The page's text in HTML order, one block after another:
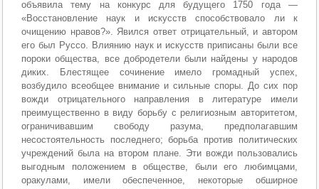
объявила тему на конкурс для будущего 1750 года —
«Восстановление наук и искусств способствовало ли к
очищению нравов?». Явился ответ отрицательный, и автором
его был Руссо. Влиянию наук и искусств приписаны были все
пороки общества, все добродетели были найдены у народов
диких. Блестящее сочинение имело громадный успех,
возбудило всеобщее внимание и сильные споры. До сих пор
вожди отрицательного направления в литературе имели
преимущественно в виду борьбу с религиозным авторитетом,
ограничивавшим свободу разума, предполагавшим
несостоятельность последнего; борьба против политических
учреждений была на втором плане. Эти вожди пользовались
выгодным положением в обществе, были его любимцами,
оракулами, имели обеспеченное, некоторые обширное